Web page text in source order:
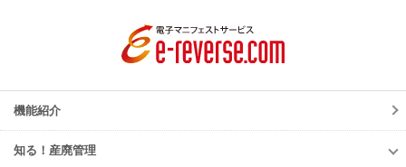
機能紹介
知る！産廃管理